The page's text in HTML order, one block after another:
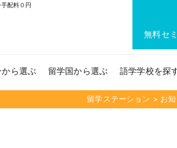
配料０円
無料セ
から選ぶ 留学国から選ぶ 語学学校を探
留学ステーション > お